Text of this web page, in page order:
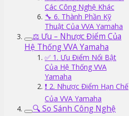
Các Công Nghệ Khác
🔧 6. Thành Phần Kỹ
Thuật Của VVA Yamaha
⚖️ Ưu – Nhược Điểm Của
Hệ Thống VVA Yamaha
✅ 1. Ưu Điểm Nổi Bật
Của Hệ Thống VVA
Yamaha
❗ 2. Nhược Điểm Hạn Chế
Của VVA Yamaha
🔍 So Sánh Công Nghệ